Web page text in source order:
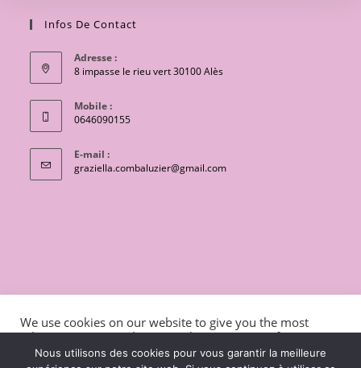
Infos De Contact
Adresse :
8 impasse le rieu vert 30100 Alès
Mobile :
0646090155
E-mail :
graziella.combaluzier@gmail.comS’ouvre
CONTACT
Conditions générales de vente
Mentions légales et politique de confidentialité
Livraisons
charte de protection des données personnelles
We use cookies on our website to give you the most
relevant experience by remembering your preferences
and repeat visits. By clicking “Accept”, you consent to the
Nous utilisons des cookies pour vous garantir la meilleure